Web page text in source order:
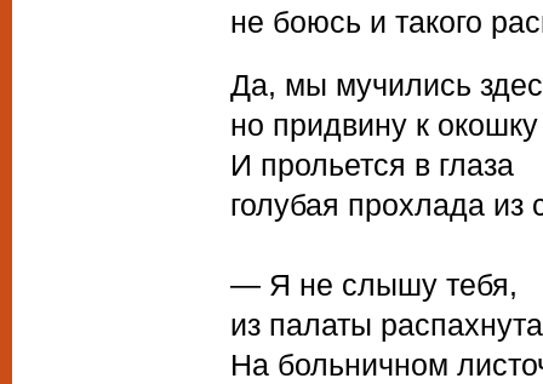
не боюсь и такого
Да, мы мучились
но придвину к окошку
И прольется в глаза
голубая прохлада из
— Я не слышу тебя,
из палаты
На больничном